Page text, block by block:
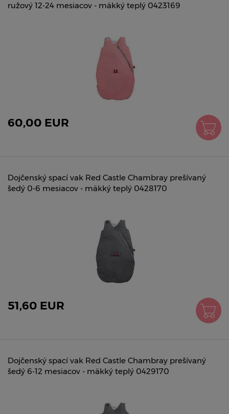
ružový 12-24 mesiacov - mäkký teplý 0423169
60,00 EUR
Dojčenský spací vak Red Castle Chambray prešívaný
šedý 0-6 mesiacov - mäkký teplý 0428170
51,60 EUR
Dojčenský spací vak Red Castle Chambray prešívaný
šedý 6-12 mesiacov - mäkký teplý 0429170